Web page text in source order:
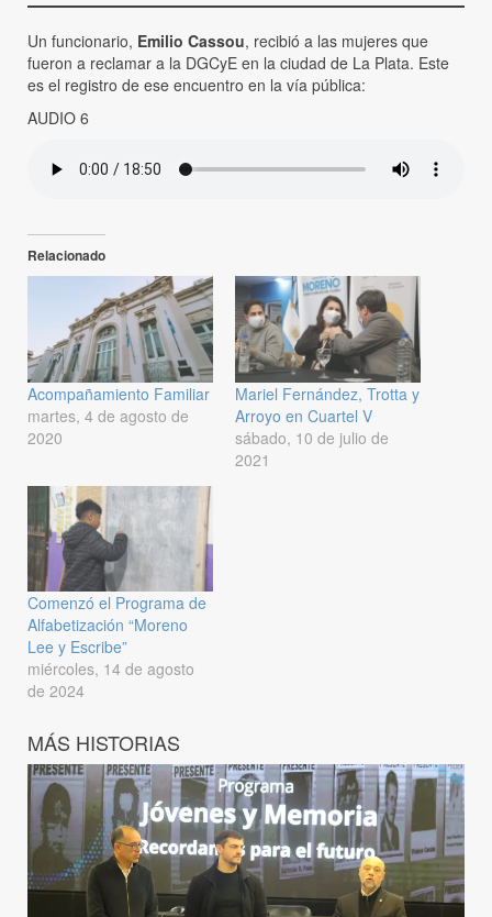
Un funcionario, Emilio Cassou, recibió a las mujeres que
fueron a reclamar a la DGCyE en la ciudad de La Plata. Este
es el registro de ese encuentro en la vía pública:
AUDIO 6
Relacionado
Acompañamiento Familiar
martes, 4 de agosto de
2020
Mariel Fernández, Trotta y
Arroyo en Cuartel V
sábado, 10 de julio de
2021
Comenzó el Programa de
Alfabetización “Moreno
Lee y Escribe”
miércoles, 14 de agosto
de 2024
MÁS HISTORIAS